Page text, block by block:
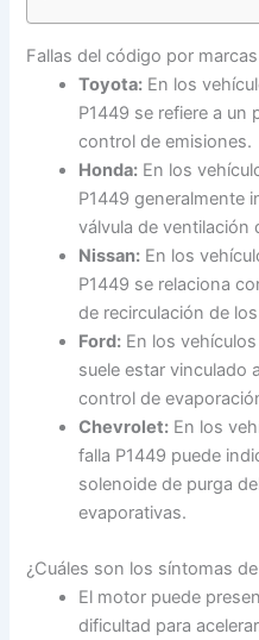
Fallas del código por
Toyota: En los
P1449 se refiere a un
control de emisiones.
Honda: En los
P1449 generalmente
válvula de ventilación
Nissan: En los
P1449 se relaciona
de recirculación de
Ford: En los
suele estar vinculado
control de
Chevrolet: En los
falla P1449 puede
solenoide de purga
evaporativas.
¿Cuáles son los síntomas
El motor puede
dificultad para